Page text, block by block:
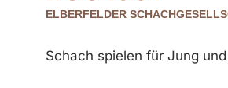
ELBERFELDER
Schach spielen für Jung